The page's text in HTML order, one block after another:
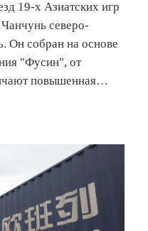
19-х Азиатских игр
северо-
Он собран на основе
"Фусин", от
повышенная…